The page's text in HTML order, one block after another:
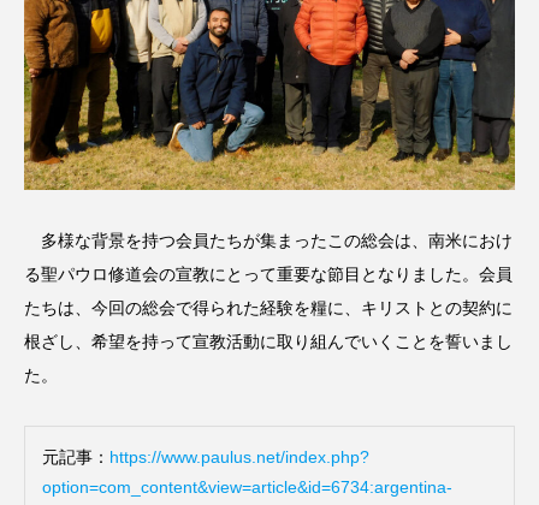
多様な背景を持つ会員たちが集まったこの総会は、南米におけ
る聖パウロ修道会の宣教にとって重要な節目となりました。会員
たちは、今回の総会で得られた経験を糧に、キリストとの契約に
根ざし、希望を持って宣教活動に取り組んでいくことを誓いまし
た。
元記事： https://www.paulus.net/index.php?
option=com_content&view=article&id=6734:argentina-